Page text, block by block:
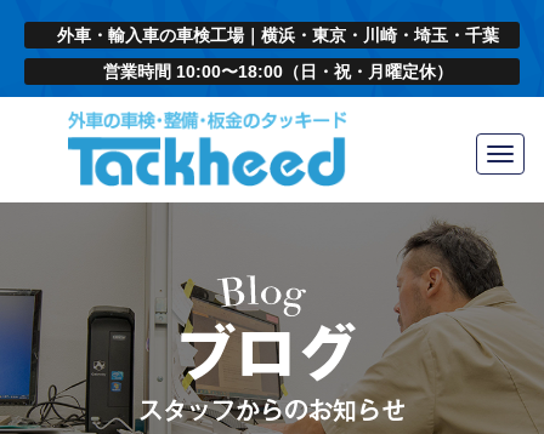
外車・輸入車の車検工場｜横浜・東京・川崎・埼玉・千葉
営業時間 10:00〜18:00（日・祝・月曜定休）